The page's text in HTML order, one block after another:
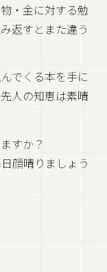
・金に対する勉
返すとまた違う
でくる本を手に
人の知恵は素晴
すか？
顔晴りましょう